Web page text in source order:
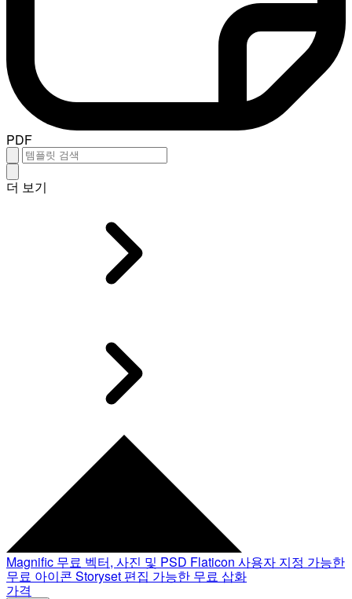
PDF
더 보기
Magnific 무료 벡터, 사진 및 PSD Flaticon 사용자 지정 가능한
무료 아이콘 Storyset 편집 가능한 무료 삽화
가격